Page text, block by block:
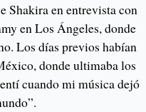
Shakira en entrevista con
en Los Ángeles, donde
Los días previos habían
donde ultimaba los
cuando mi música dejó